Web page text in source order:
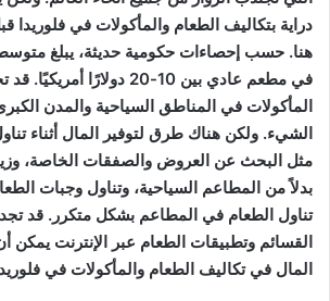
دراية بتكاليف الطعام والمأكولات في فلوريدا
هنا. حسب إحصاءات حكومية حديثة، يبلغ
في مطعم عادي بين 10-20 دولارًا
المأكولات في المناطق السياحية والمدن
الشيء. ولكن هناك طرق لتوفير المال أثناء
مثل البحث عن العروض والصفقات الخاصة،
بدلاً من المطاعم السياحية، وتناول وجبات
تناول الطعام في المطاعم بشكل متكرر. قد
القسائم وتطبيقات الطعام عبر الإنترنت يمكن
المال في تكاليف الطعام والمأكولات في